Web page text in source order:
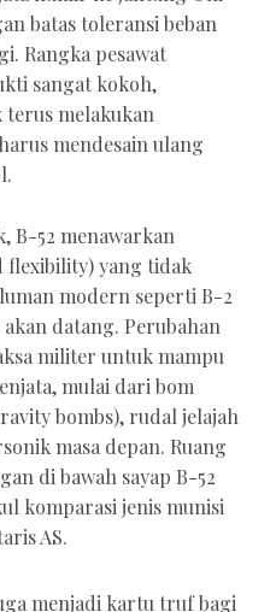
batas toleransi beban
Rangka pesawat
sangat kokoh,
terus melakukan
mendesain ulang
B-52 menawarkan
flexibility) yang tidak
modern seperti B-2
datang. Perubahan
militer untuk mampu
mulai dari bom
bombs), rudal jelajah
masa depan. Ruang
di bawah sayap B-52
komparasi jenis munisi
AS.
menjadi kartu truf bagi